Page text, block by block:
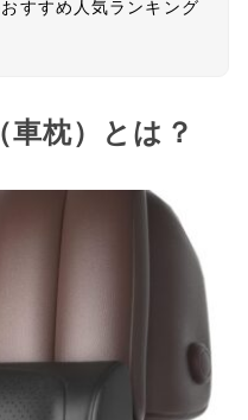
すすめ人気ランキング
枕）とは？